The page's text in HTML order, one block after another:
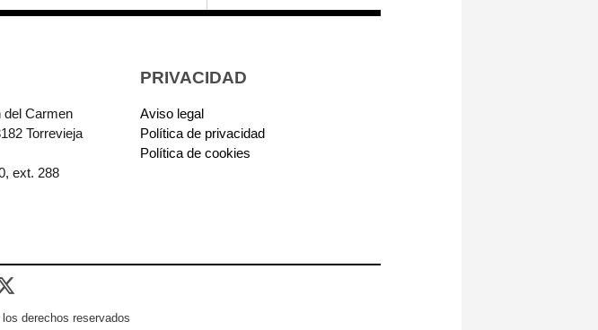
del Carmen
Torrevieja
ext. 288
PRIVACIDAD
Aviso legal
Política de privacidad
Política de cookies
derechos reservados